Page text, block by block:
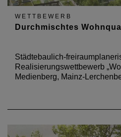
WETTBEWERB
Durchmischtes
Städtebaulich-
Realisierungswettbewerb
Medienberg, Mainz-